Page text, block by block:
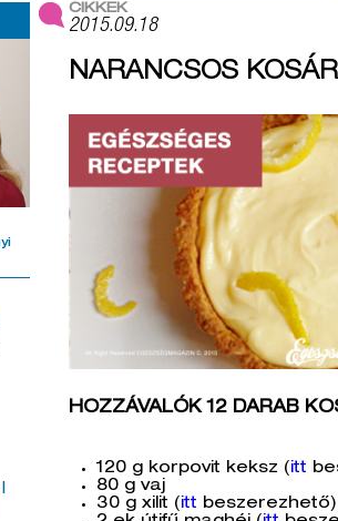
|
CIKKEK
2015.09.18
NARANCSOS
HOZZÁVALÓK 12 DARAB
120 g korpovit keksz ( itt
80 g vaj
30 g xilit ( itt beszerezhető)